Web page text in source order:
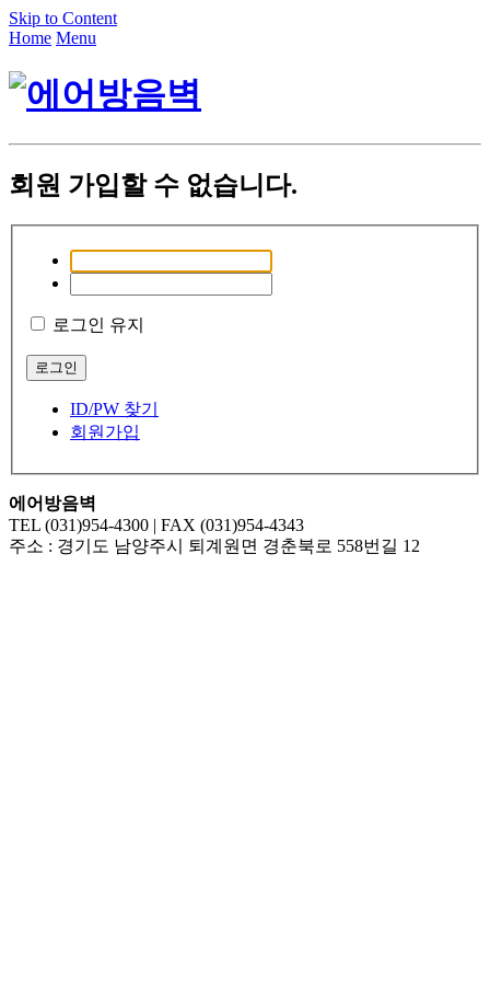
Skip to Content
Home Menu
회원 가입할 수 없습니다.
로그인 유지
ID/PW 찾기
회원가입
에어방음벽
TEL (031)954-4300 | FAX (031)954-4343
주소 : 경기도 남양주시 퇴계원면 경춘북로 558번길 12